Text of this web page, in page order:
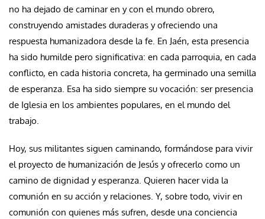
no ha dejado de caminar en y con el mundo obrero,
construyendo amistades duraderas y ofreciendo una
respuesta humanizadora desde la fe. En Jaén, esta presencia
ha sido humilde pero significativa: en cada parroquia, en cada
conflicto, en cada historia concreta, ha germinado una semilla
de esperanza. Esa ha sido siempre su vocación: ser presencia
de Iglesia en los ambientes populares, en el mundo del
trabajo.
Hoy, sus militantes siguen caminando, formándose para vivir
el proyecto de humanización de Jesús y ofrecerlo como un
camino de dignidad y esperanza. Quieren hacer vida la
comunión en su acción y relaciones. Y, sobre todo, vivir en
comunión con quienes más sufren, desde una conciencia